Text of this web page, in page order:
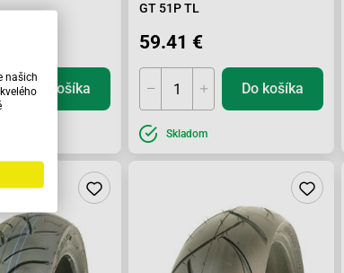
Do košíka
GT 51P TL
59.41 €
Do košíka
Skladom
našich